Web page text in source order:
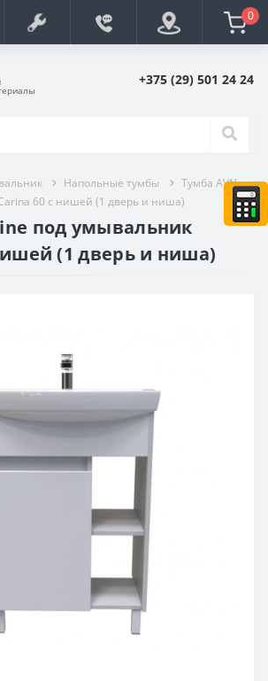
0
+375 (29) 501 24 24
Напольные тумбы
Тумба AVN
60 c нишей (1 дверь и ниша)
под умывальник
(1 дверь и ниша)